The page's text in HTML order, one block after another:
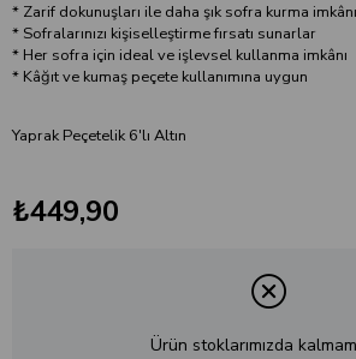
* Zarif dokunuşları ile daha şık sofra kurma imkânı
* Sofralarınızı kişiselleştirme fırsatı sunarlar
* Her sofra için ideal ve işlevsel kullanma imkânı
* Kâğıt ve kumaş peçete kullanımına uygun
Yaprak Peçetelik 6'lı Altın
₺449,90
Ürün stoklarımızda